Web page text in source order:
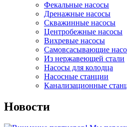
Фекальные насосы
Дренажные насосы
Скважинные насосы
Центробежные насосы
Вихревые насосы
Самовсасывающие
Из нержавеющей стали
Насосы для колодца
Насосные станции
Канализационные
Новости